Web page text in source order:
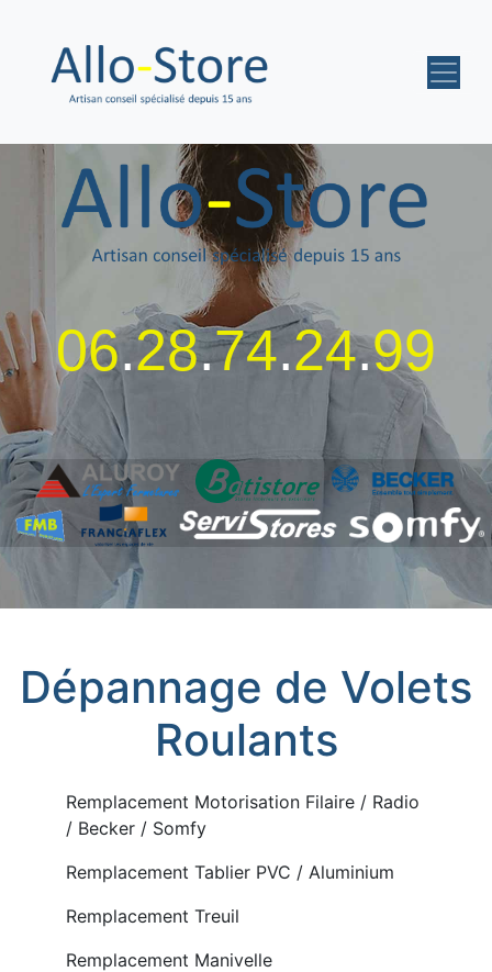
06.28.74.24.99
Dépannage de Volets
Roulants
Remplacement Motorisation Filaire / Radio
/ Becker / Somfy
Remplacement Tablier PVC / Aluminium
Remplacement Treuil
Remplacement Manivelle